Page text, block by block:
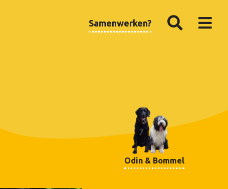
Samenwerken?
Odin & Bommel